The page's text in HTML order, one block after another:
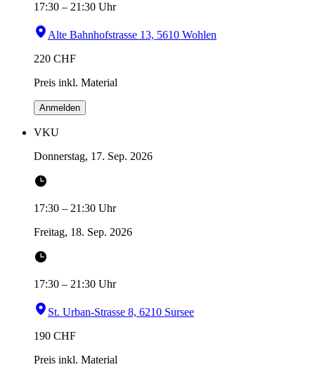
17:30 – 21:30 Uhr
Alte Bahnhofstrasse 13, 5610 Wohlen
220 CHF
Preis inkl. Material
Anmelden
VKU
Donnerstag, 17. Sep. 2026
17:30 – 21:30 Uhr
Freitag, 18. Sep. 2026
17:30 – 21:30 Uhr
St. Urban-Strasse 8, 6210 Sursee
190 CHF
Preis inkl. Material